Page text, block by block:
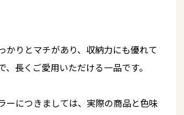
かりとマチがあり、収納力にも優れて
長くご愛用いただける一品です。
につきましては、実際の商品と色味